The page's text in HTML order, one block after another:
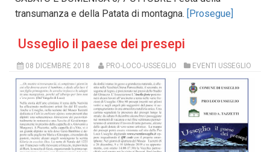
transumanza e della Patata di montagna. [Prosegue]
Usseglio il paese dei presepi
08 DICEMBRE 2018 PRO-LOCO-USSEGLIO EVENTI USSEGLIO